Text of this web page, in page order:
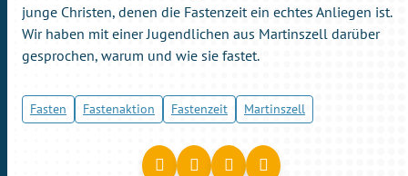
junge Christen, denen die Fastenzeit ein echtes Anliegen ist.
Wir haben mit einer Jugendlichen aus Martinszell darüber
gesprochen, warum und wie sie fastet.
Fasten Fastenaktion Fastenzeit Martinszell